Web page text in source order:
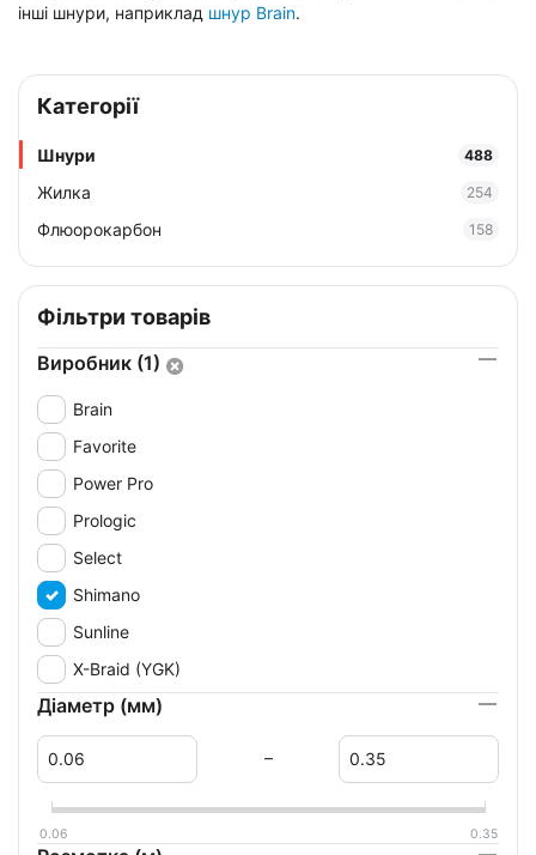
інші шнури, наприклад шнур Brain.
Категорії
Шнури 488
Жилка 254
Флюорокарбон 158
Фільтри товарів
Виробник (1)
Brain
Favorite
Power Pro
Prologic
Select
Shimano
Sunline
X-Braid (YGK)
Діаметр (мм)
–
0.06 0.35